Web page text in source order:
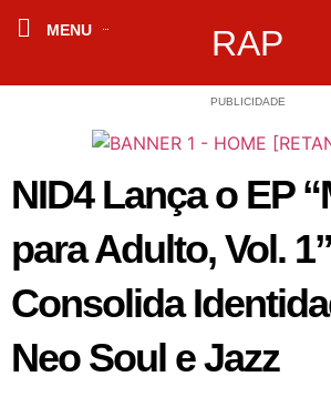
MENU RAP
PUBLICIDADE
NID4 Lança o EP
para Adulto, Vol.
Consolida
Neo Soul e Jazz